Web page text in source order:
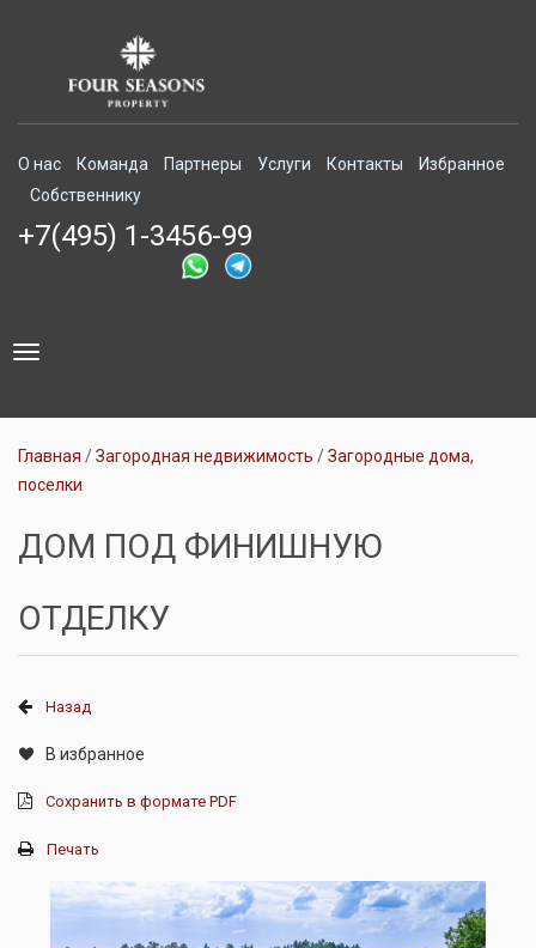
О нас Команда Партнеры Услуги Контакты
Избранное
Собственнику
+7(495) 1-3456-99
Toggle
Главная Загородная недвижимость
Загородные дома,
поселки
ДОМ ПОД ФИНИШНУЮ
ОТДЕЛКУ
Назад
В избранное
Сохранить в формате PDF
Печать